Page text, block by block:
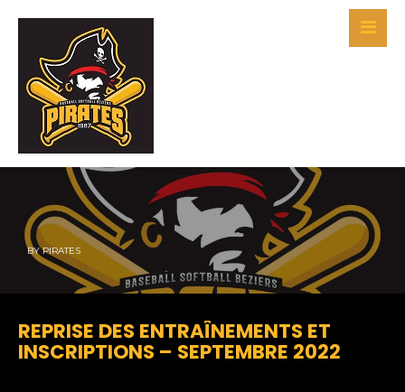
BYPIRATES
REPRISE DES ENTRAÎNEMENTS ET
INSCRIPTIONS – SEPTEMBRE 2022